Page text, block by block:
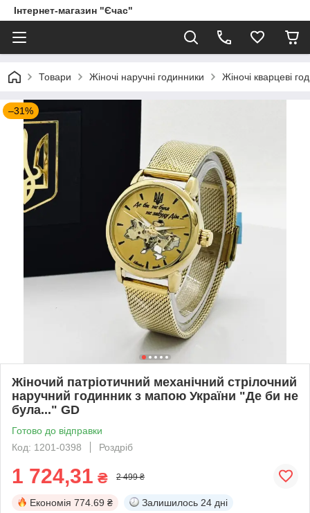
Інтернет-магазин "Єчас"
Товари Жіночі наручні годинники Жіночі кварцеві
–31%
Жіночий патріотичний механічний стрілочний
наручний годинник з мапою України "Де би не
була..." GD
Готово до відправки
Код: 1201-0398
Роздріб
1 724,31 ₴ 2 499 ₴
Економія 774.69 ₴ Залишилось 24 дні